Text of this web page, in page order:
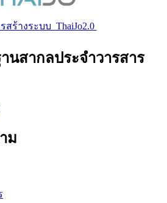
สร้างระบบ ThaiJo2.0
นสากลประจำวารสาร
ม